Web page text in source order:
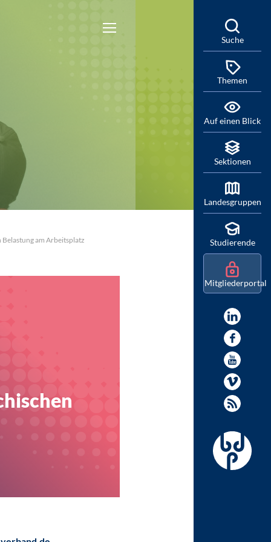
am Arbeitsplatz
Suche
Themen
Auf einen Blick
Sektionen
Landesgruppen
Studierende
Mitgliederportal